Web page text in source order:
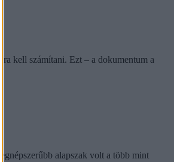
kell számítani. Ezt – a dokumentum a
alapszak volt a több mint